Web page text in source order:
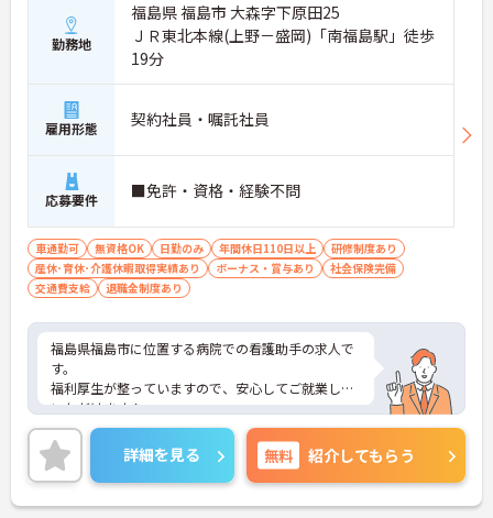
勤務地
福島県 福島市 大森字下原田25
ＪＲ東北本線(上野－盛岡)「南福島駅」徒歩
19分
雇用形態 契約社員・嘱託社員
応募要件 ■免許・資格・経験不問
車通勤可 無資格OK 日勤のみ 年間休日110日以上
研修制度あり
産休･育休･介護休暇取得実績あり
ボーナス・賞与あり
社会保険完備
交通費支給
退職金制度あり
福島県福島市に位置する病院での看護助手の求人で
す。
福利厚生が整っていますので、安心してご就業して
いただけます！
日勤帯のみですので、プライベートとの両立が可能
です♪
ご興味のある方には、面接対策ポイントなど、さら
に詳細をお話しいたしますので、お気軽にご相談く
ださい。
詳細を見る 無料 紹介してもらう